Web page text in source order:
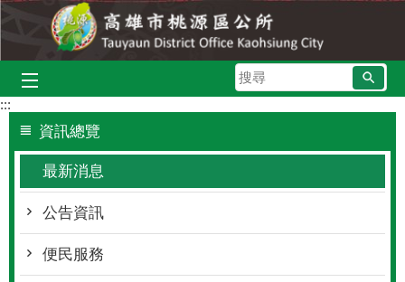
跳到主要內容區塊
搜
尋
:::
資訊總覽
最新消息
公告資訊
便民服務